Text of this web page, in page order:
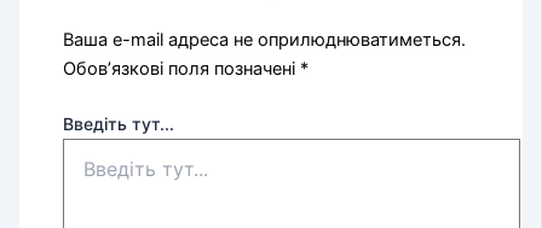
Ваша e-mail адреса не оприлюднюватиметься.
Обов’язкові поля позначені *
Введіть тут...